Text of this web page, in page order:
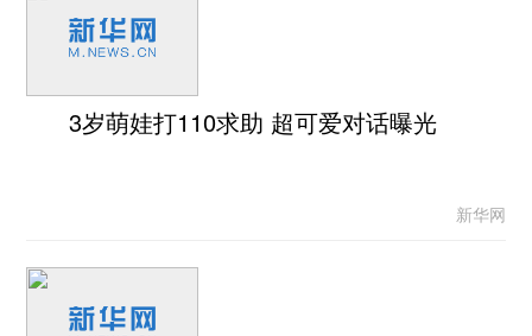
3岁萌娃打110求助 超可爱对话曝光
新华网